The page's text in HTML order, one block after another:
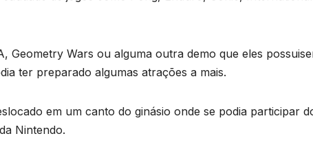
Geometry Wars ou alguma outra demo que eles
ter preparado algumas atrações a mais.
em um canto do ginásio onde se podia participar
Nintendo.